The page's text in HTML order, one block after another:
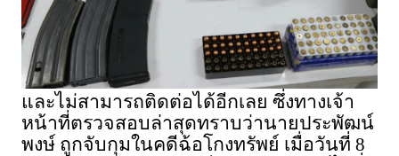
และไม่สามารถติดต่อได้อีกเลย ซึ่งทางเจ้า
หน้าที่ตรวจสอบล่าสุดทราบว่านายประพัฒน์
พงษ์ ถูกจับกุมในคดีฉ้อโกงทรัพย์ เมื่อวันที่ 8